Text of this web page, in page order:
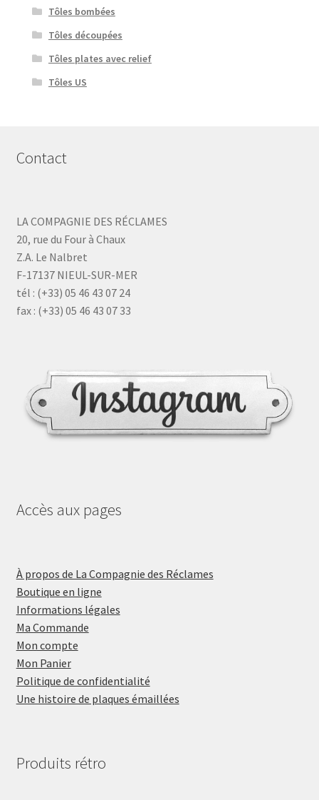
Tôles bombées
Tôles découpées
Tôles plates avec relief
Tôles US
Contact
LA COMPAGNIE DES RÉCLAMES
20, rue du Four à Chaux
Z.A. Le Nalbret
F-17137 NIEUL-SUR-MER
tél : (+33) 05 46 43 07 24
fax : (+33) 05 46 43 07 33
Accès aux pages
À propos de La Compagnie des Réclames
Boutique en ligne
Informations légales
Ma Commande
Mon compte
Mon Panier
Politique de confidentialité
Une histoire de plaques émaillées
Produits rétro